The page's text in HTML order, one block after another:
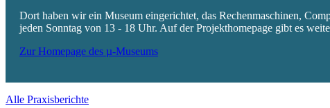
Dort haben wir ein Museum eingerichtet, das Rechenmaschinen,
jeden Sonntag von 13 - 18 Uhr. Auf der Projekthomepage gibt es
Zur Homepage des µ-Museums
Alle Praxisberichte